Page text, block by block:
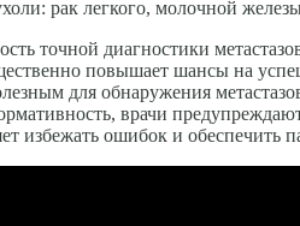
рак легкого, молочной
точной диагностики
повышает шансы на
для обнаружения
врачи
избежать ошибок и обеспечить